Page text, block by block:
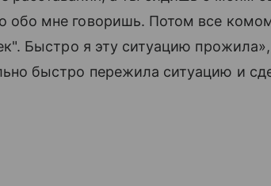
обо мне говоришь. Потом все
Быстро я эту ситуацию
быстро пережила ситуацию и